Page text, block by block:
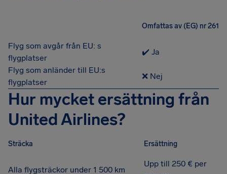
Omfattas av (EG) nr 261
Flyg som avgår från EU: s
flygplatser
✔️ Ja
Flyg som anländer till EU:s
flygplatser
❌ Nej
Hur mycket ersättning från
United Airlines?
Sträcka Ersättning
Alla flygsträckor under 1 500 km
Upp till 250 € per